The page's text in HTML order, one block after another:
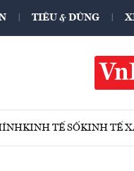
TIÊU & DÙNG
KINH TẾ SỐKINH TẾ